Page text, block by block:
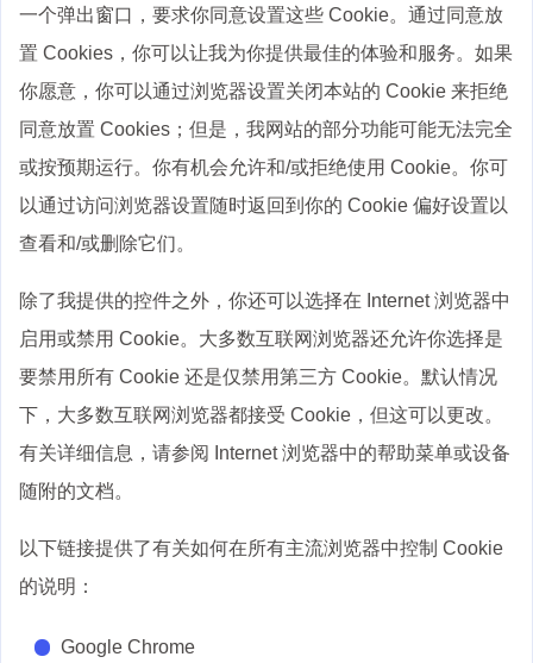
一个弹出窗口，要求你同意设置这些 Cookie。通过同意放
置 Cookies，你可以让我为你提供最佳的体验和服务。如果
你愿意，你可以通过浏览器设置关闭本站的 Cookie 来拒绝
同意放置 Cookies；但是，我网站的部分功能可能无法完全
或按预期运行。你有机会允许和/或拒绝使用 Cookie。你可
以通过访问浏览器设置随时返回到你的 Cookie 偏好设置以
查看和/或删除它们。
除了我提供的控件之外，你还可以选择在 Internet 浏览器中
启用或禁用 Cookie。大多数互联网浏览器还允许你选择是
要禁用所有 Cookie 还是仅禁用第三方 Cookie。默认情况
下，大多数互联网浏览器都接受 Cookie，但这可以更改。
有关详细信息，请参阅 Internet 浏览器中的帮助菜单或设备
随附的文档。
以下链接提供了有关如何在所有主流浏览器中控制 Cookie
的说明：
Google Chrome